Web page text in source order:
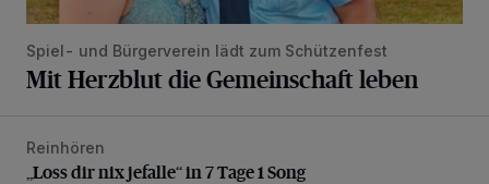
Spiel- und Bürgerverein lädt zum Schützenfest
Mit Herzblut die Gemeinschaft leben
„Loss dir nix jefalle“ in 7 Tage 1 Song
Reinhören
„Loss dir nix jefalle“ in 7 Tage 1 Song